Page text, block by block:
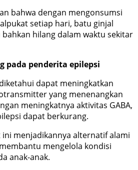
bahwa dengan mengonsumsi
setiap hari, batu ginjal
hilang dalam waktu sekitar
pada penderita epilepsi
dapat meningkatkan
yang menenangkan
meningkatnya aktivitas GABA,
dapat berkurang.
menjadikannya alternatif alami
mengelola kondisi
anak-anak.